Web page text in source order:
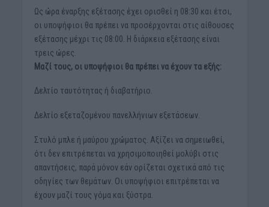
Ως ώρα έναρξης εξέτασης έχει ορισθεί η 08:30 και έτσι,
οι υποψήφιοι θα πρέπει να προσέρχονται στις αίθουσες
εξέτασης μέχρι τις 08:00. Η διάρκεια εξέτασης είναι
τρεις ώρες.
Μαζί τους, οι υποψήφιοι θα πρέπει να έχουν τα εξής:
Δελτίο ταυτότητας ή διαβατήριο.
Δελτίο εξεταζομένου πανελλήνιων εξετάσεων.
Στυλό μπλε ή μαύρου χρώματος. Αξίζει να σημειωθεί,
ότι δεν επιτρέπεται να χρησιμοποιηθεί μολύβι στις
απαντήσεις, παρά μόνον εάν ορίζεται σχετικά από τις
οδηγίες των θεμάτων. Οι υποψήφιοι επιτρέπεται να
έχουν μαζί τους γόμα και ξύστρα.